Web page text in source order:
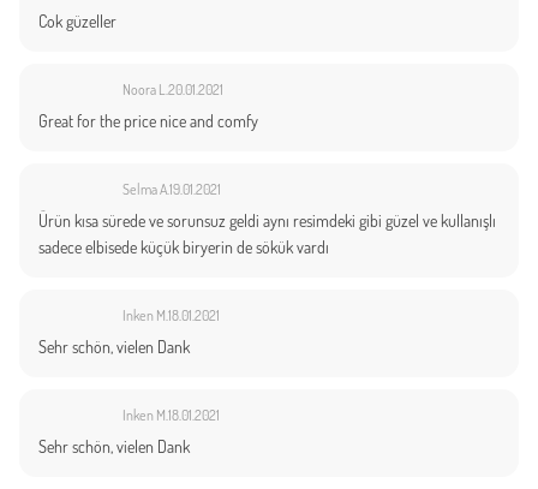
Cok güzeller
Noora L. 20.01.2021
Great for the price nice and comfy
Selma A.19.01.2021
Ürün kısa sürede ve sorunsuz geldi aynı resimdeki gibi güzel ve kullanışlı
sadece elbisede küçük biryerin de sökük vardı
Inken M. 18.01.2021
Sehr schön, vielen Dank
Inken M. 18.01.2021
Sehr schön, vielen Dank